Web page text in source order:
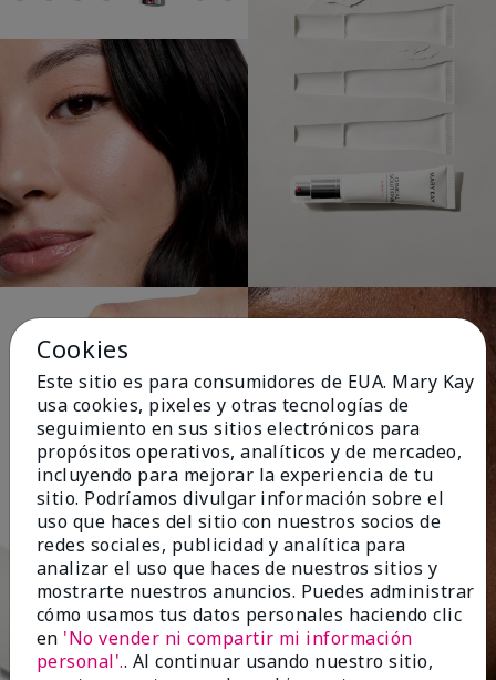
Cookies
Este sitio es para consumidores de EUA. Mary Kay
usa cookies, pixeles y otras tecnologías de
seguimiento en sus sitios electrónicos para
propósitos operativos, analíticos y de mercadeo,
incluyendo para mejorar la experiencia de tu
sitio. Podríamos divulgar información sobre el
uso que haces del sitio con nuestros socios de
redes sociales, publicidad y analítica para
analizar el uso que haces de nuestros sitios y
mostrarte nuestros anuncios. Puedes administrar
cómo usamos tus datos personales haciendo clic
en 'No vender ni compartir mi información
personal'.. Al continuar usando nuestro sitio,